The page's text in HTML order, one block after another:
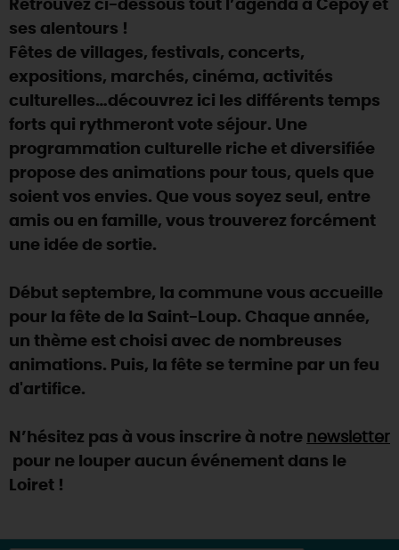
TOUTES LES ACTIVITÉS
Visitesgourmandeset créatives
Vins et vignobles
Chic,une aire de pique-nique
Par ici les guinguettes
Que rapporter du Loiret ?
La Route desMétiers d'Art
TOUT L'ART DE VIVRE
Des vacances auprès des animaux 🐎
(re)Découvrir les coulisses de la Faïencerie de
Gien !
Expérimenterles parcours Baludik 🕵️
Une saison de festivals 🎉
Rendez-vous de la nature en 2026
Des sorties en famille dans le Loiret !
Programme des animations "Loiret au fil de l'eau"
Où sortir ?
AUJOURD'HUI
DEMAIN
SE REPÉRER,SE DÉPLACER
INFOS &SERVICES
RÉSERVER MAINTENANT
Retrouvez ci-dessous tout l’agenda à Cepoy et
ses alentours !
Fêtes de villages, festivals, concerts,
expositions, marchés, cinéma, activités
culturelles…découvrez ici les différents temps
forts qui rythmeront vote séjour. Une
programmation culturelle riche et diversifiée
propose des animations pour tous, quels que
soient vos envies. Que vous soyez seul, entre
amis ou en famille, vous trouverez forcément
une idée de sortie.
Début septembre, la commune vous accueille
pour la fête de la Saint-Loup. Chaque année,
un thème est choisi avec de nombreuses
animations. Puis, la fête se termine par un feu
d'artifice.
N’hésitez pas à vous inscrire à notre newsletter
pour ne louper aucun événement dans le
Loiret !